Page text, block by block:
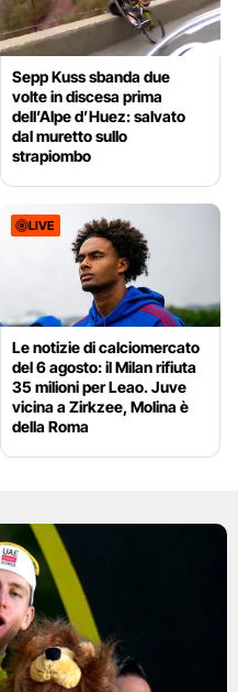
Sepp Kuss sbanda due
volte in discesa prima
dell’Alpe d’Huez: salvato
dal muretto sullo
strapiombo
LIVE
Le notizie di calciomercato
del 6 agosto: il Milan rifiuta
35 milioni per Leao. Juve
vicina a Zirkzee, Molina è
della Roma